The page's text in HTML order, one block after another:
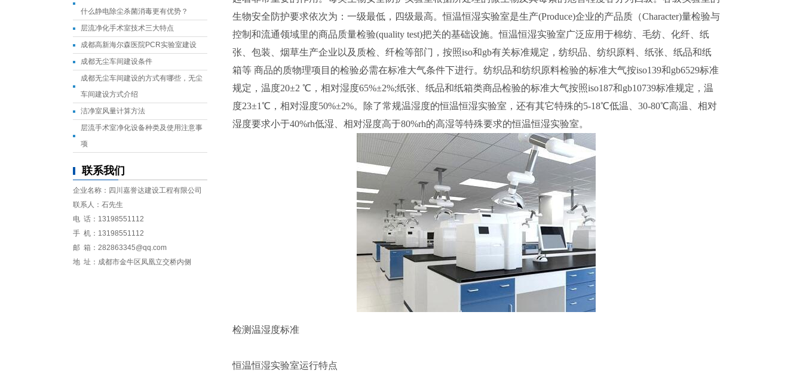
生物安全防护要求依次为：一级最低，四级最高。恒温恒湿实验室是生产(Produce)企业的产品质（Character)量检验与
控制和流通领域里的商品质量检验(quality test)把关的基础设施。恒温恒湿实验室广泛应用于棉纺、毛纺、化纤、纸
张、包装、烟草生产企业以及质检、纤检等部门，按照iso和gb有关标准规定，纺织品、纺织原料、纸张、纸品和纸
箱等 商品的质物理项目的检验必需在标准大气条件下进行。纺织品和纺织原料检验的标准大气按iso139和gb6529标准
规定，温度20±2 ℃，相对湿度65%±2%;纸张、纸品和纸箱类商品检验的标准大气按照iso187和gb10739标准规定，温
度23±1℃，相对湿度50%±2%。除了常规温湿度的恒温恒湿实验室，还有其它特殊的5-18℃低温、30-80℃高温、相对
湿度要求小于40%rh低湿、相对湿度高于80%rh的高湿等特殊要求的恒温恒湿实验室。
检测温湿度标准
恒温恒湿实验室运行特点
什么静电除尘杀菌消毒更有优势？
层流净化手术室技术三大特点
成都高新海尔森医院PCR实验室建设
成都无尘车间建设条件
成都无尘车间建设的方式有哪些，无尘
车间建设方式介绍
洁净室风量计算方法
层流手术室净化设备种类及使用注意事
项
联系我们
企业名称：四川嘉誉达建设工程有限公司
联系人：石先生
电 话：13198551112
手 机：13198551112
邮 箱：282863345@qq.com
地 址：成都市金牛区凤凰立交桥内侧